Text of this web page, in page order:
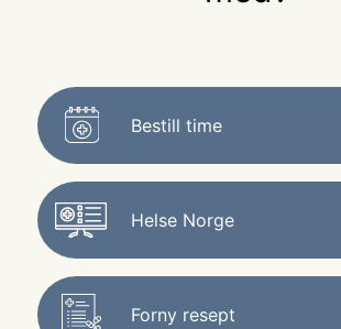
Bestill time
Helse Norge
Forny resept